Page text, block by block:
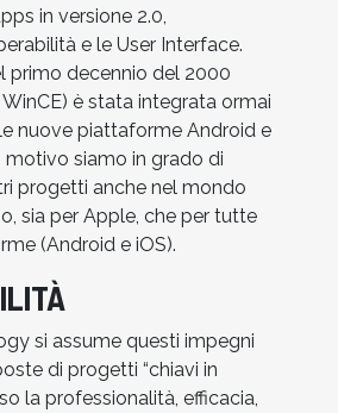
in versione 2.0,
e le User Interface.
primo decennio del 2000
è stata integrata ormai
nuove piattaforme Android e
motivo siamo in grado di
progetti anche nel mondo
sia per Apple, che per tutte
(Android e iOS).
si assume questi impegni
di progetti “chiavi in
la professionalità, efficacia,